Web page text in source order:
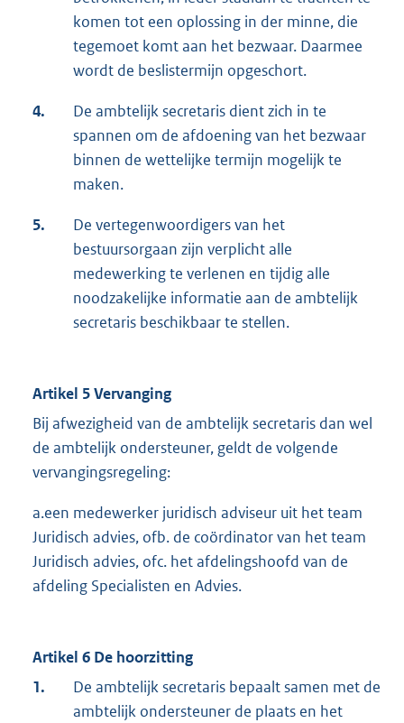
komen tot een oplossing in der minne, die
tegemoet komt aan het bezwaar. Daarmee
wordt de beslistermijn opgeschort.
4.
De ambtelijk secretaris dient zich in te
spannen om de afdoening van het bezwaar
binnen de wettelijke termijn mogelijk te
maken.
5.
De vertegenwoordigers van het
bestuursorgaan zijn verplicht alle
medewerking te verlenen en tijdig alle
noodzakelijke informatie aan de ambtelijk
secretaris beschikbaar te stellen.
Artikel 5 Vervanging
Bij afwezigheid van de ambtelijk secretaris dan wel
de ambtelijk ondersteuner, geldt de volgende
vervangingsregeling:
a.een medewerker juridisch adviseur uit het team
Juridisch advies, ofb. de coördinator van het team
Juridisch advies, ofc. het afdelingshoofd van de
afdeling Specialisten en Advies.
Artikel 6 De hoorzitting
1.
De ambtelijk secretaris bepaalt samen met de
ambtelijk ondersteuner de plaats en het